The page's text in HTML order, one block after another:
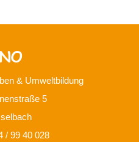
& Umweltbildung
5
/ 99 40 028